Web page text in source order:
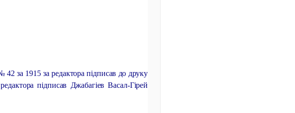
за 1915 за редактора підписав до друку
підписав Джабагіев Васал-Гірей